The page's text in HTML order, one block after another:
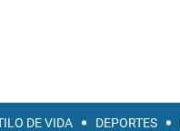
DE VIDA DEPORTES